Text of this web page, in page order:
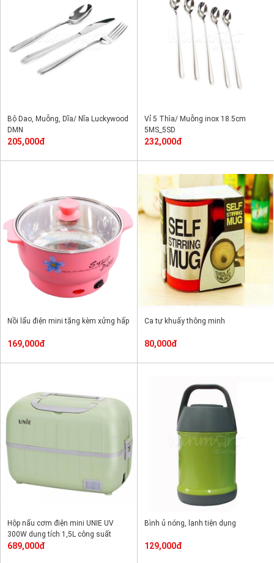
Bộ Dao, Muỗng, Dĩa/ Nĩa Luckywood
DMN
205,000đ
Vỉ 5 Thìa/ Muỗng inox 18.5cm
5MS_5SD
232,000đ
Nồi lẩu điện mini tặng kèm xửng hấp
169,000đ
Ca tự khuấy thông minh
80,000đ
Hộp nấu cơm điện mini UNIE UV
300W dung tích 1,5L công suất
300W
689,000đ
Bình ủ nóng, lạnh tiện dụng
129,000đ